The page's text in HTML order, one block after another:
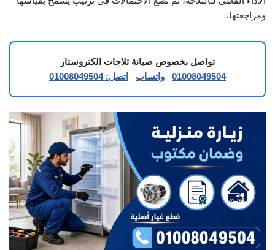
ومراجعتها.
تواصل بخصوص صيانة ثلاجات الكتروستار
01008049504
واتساب اتصل: 01008049504